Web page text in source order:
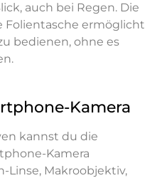
auch bei Regen. Die
ermöglicht
bedienen, ohne es
Kamera
kannst du die
Kamera
Linse, Makroobjektiv,